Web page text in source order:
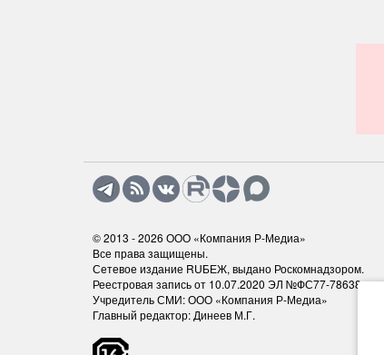
© 2013 - 2026 ООО «Компания Р-Медиа»
Все права защищены.
Сетевое издание RUБЕЖ, выдано Роскомнадзором.
Реестровая запись от 10.07.2020 ЭЛ №ФС77-78638
Учредитель СМИ: ООО «Компания Р-Медиа»
Главный редактор: Динеев М.Г.